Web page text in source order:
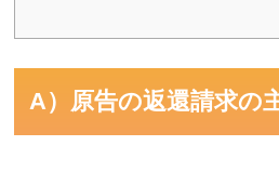
A）原告の返還請求の